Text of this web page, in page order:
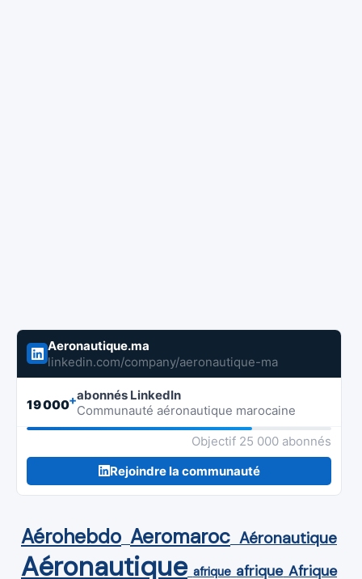
Aeronautique.ma
linkedin.com/company/aeronautique-ma
19 000+abonnés LinkedIn
Communauté aéronautique marocaine
Objectif 25 000 abonnés
Rejoindre la communauté
Aérohebdo Aeromaroc Aéronautique
Aéronautique afrique afrique Afrique